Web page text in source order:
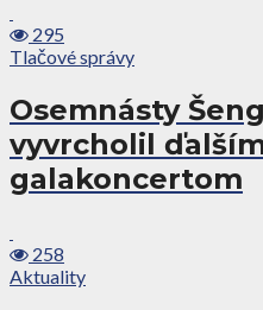
295
Tlačové správy
Osemnásty
vyvrcholil
galakoncertom
258
Aktuality